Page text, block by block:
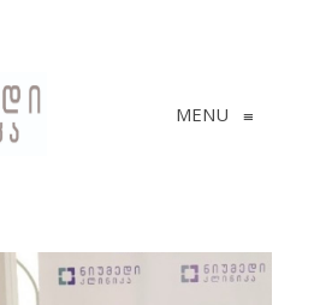
MENU ≡